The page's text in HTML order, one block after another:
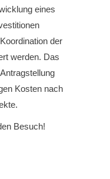
eines
der
werden. Das
Kosten nach
Besuch!